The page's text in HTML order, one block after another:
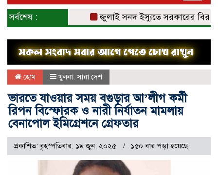
সর্বশেষ : জুলাই সনদ ইস্যুতে সরকারের বিরুদ্ধে
হোম খুলনা,সারা দেশ
ভারতে যাওয়ার সময় বগুড়ার আ’লীগ কর্মী
রিপন বিস্ফোরক ও নারী নির্যাতন মামলায়
বেনাপোল ইমিগ্রেশনে গ্রেফতার
প্রকাশিত: বৃহস্পতিবার, ১৯ জুন, ২০২৫ ১৫০ বার পড়া হয়েছে